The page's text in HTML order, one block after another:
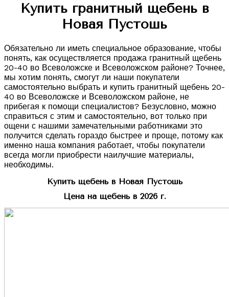
Купить гранитный щебень в
Новая Пустошь
Обязательно ли иметь специальное образование, чтобы
понять, как осуществляется продажа гранитный щебень
20-40 во Всеволожске и Всеволожском районе? Точнее,
мы хотим понять, смогут ли наши покупатели
самостоятельно выбрать и купить гранитный щебень 20-
40 во Всеволожске и Всеволожском районе, не
прибегая к помощи специалистов? Безусловно, можно
справиться с этим и самостоятельно, вот только при
ощени с нашими замечательными работниками это
получится сделать гораздо быстрее и проще, потому как
именно наша компания работает, чтобы покупатели
всегда могли приобрести наилучшие материалы,
необходимы.
Купить щебень в Новая Пустошь
Цена на щебень в 2026 г.